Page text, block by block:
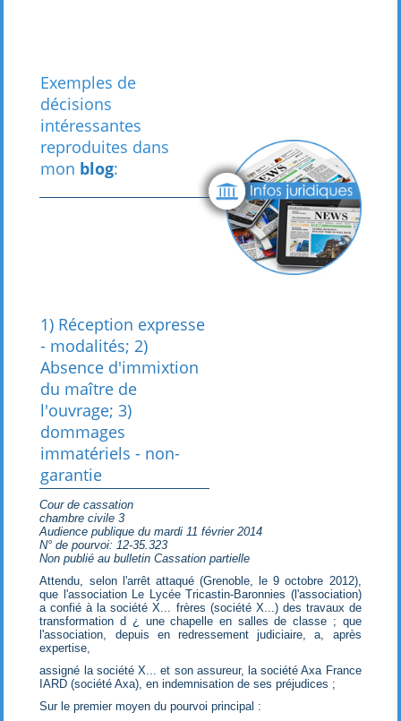
Exemples de
décisions
intéressantes
reproduites dans
mon blog:
1) Réception expresse
- modalités; 2)
Absence d'immixtion
du maître de
l'ouvrage; 3)
dommages
immatériels - non-
garantie
Cour de cassation
chambre civile 3
Audience publique du mardi 11 février 2014
N° de pourvoi: 12-35.323
Non publié au bulletin Cassation partielle
Attendu, selon l'arrêt attaqué (Grenoble, le 9 octobre 2012),
que l'association Le Lycée Tricastin-Baronnies (l'association)
a confié à la société X... frères (société X...) des travaux de
transformation d ¿ une chapelle en salles de classe ; que
l'association, depuis en redressement judiciaire, a, après
expertise,
assigné la société X... et son assureur, la société Axa France
IARD (société Axa), en indemnisation de ses préjudices ;
Sur le premier moyen du pourvoi principal :